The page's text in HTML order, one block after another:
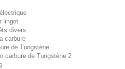
lingot
divers
carbure
de Tungstène
carbure de Tungstène 2